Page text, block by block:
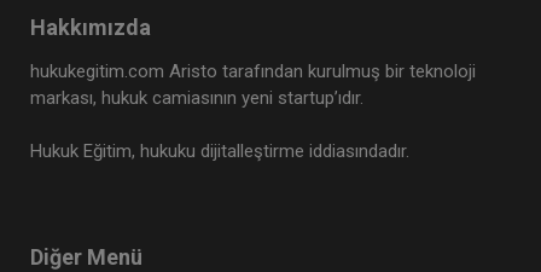
Hakkımızda
hukukegitim.com Aristo tarafından kurulmuş bir teknoloji
markası, hukuk camiasının yeni startup’ıdır.
Hukuk Eğitim, hukuku dijitalleştirme iddiasındadır.
Diğer Menü